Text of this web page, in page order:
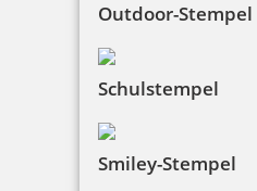
Outdoor-Stempel
Schulstempel
Smiley-Stempel